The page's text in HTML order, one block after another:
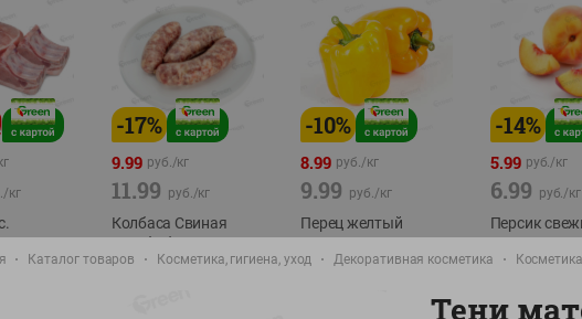
кг
1 кг
-17%
9.99 руб./кг
11.99 руб./кг
Колбаса Свиная
полуфабрикат,
охлажд
-10%
8.99 руб./кг
9.99 руб./кг
Перец желтый
Беларусь
фасовка: 0,3-0,7кг
-14%
5.99 руб./кг
6.99 руб./кг
Персик
Каталог товаров Косметика, гигиена, уход Декоративная косметика
Тени